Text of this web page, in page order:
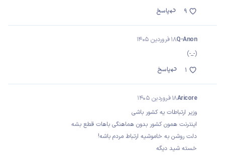
پاسخ
9
Q-Anon18 فروردین 1405
(-_-)
پاسخ
1
Aricore18 فروردین 1405
وزیر ارتباطات یه کشور باشی
اینترنت همون کشور بدون هماهنگی باهات قطع بشه
دلت روشن به خاموشیه ارتباط مردم باشه!
خسته شید دیگه